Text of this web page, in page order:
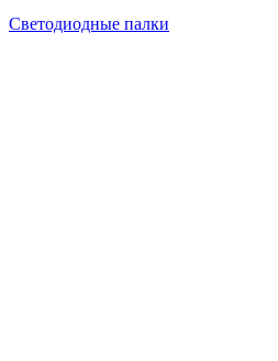
Светодиодные палки